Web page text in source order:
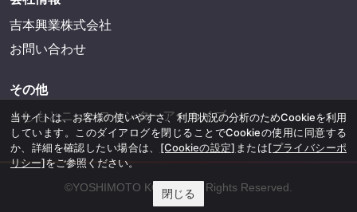
吉本興業株式会社
お問い合わせ
その他
よしもとニュースセンターアーカイブ
©YOSHIMOTO KOGYO, All Rights Reserved.
当サイトは、お客様の使いやすさ、利用状況の分析のためCookieを利用
しています。このダイアログを閉じることでCookieの使用に同意する
か、詳細を確認したい場合は、 [Cookieの設定] または[プライバシーポ
リシー]をご参照ください。
閉じる